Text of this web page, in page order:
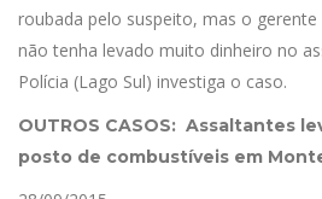
roubada pelo suspeito, mas o
não tenha levado muito dinheiro no
Polícia (Lago Sul) investiga o caso.
OUTROS CASOS: Assaltantes
posto de combustíveis em